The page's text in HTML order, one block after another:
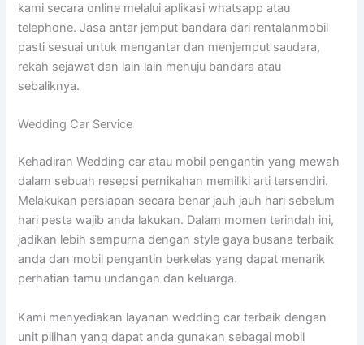
kami secara online melalui aplikasi whatsapp atau
telephone. Jasa antar jemput bandara dari rentalanmobil
pasti sesuai untuk mengantar dan menjemput saudara,
rekah sejawat dan lain lain menuju bandara atau
sebaliknya.
Wedding Car Service
Kehadiran Wedding car atau mobil pengantin yang mewah
dalam sebuah resepsi pernikahan memiliki arti tersendiri.
Melakukan persiapan secara benar jauh jauh hari sebelum
hari pesta wajib anda lakukan. Dalam momen terindah ini,
jadikan lebih sempurna dengan style gaya busana terbaik
anda dan mobil pengantin berkelas yang dapat menarik
perhatian tamu undangan dan keluarga.
Kami menyediakan layanan wedding car terbaik dengan
unit pilihan yang dapat anda gunakan sebagai mobil